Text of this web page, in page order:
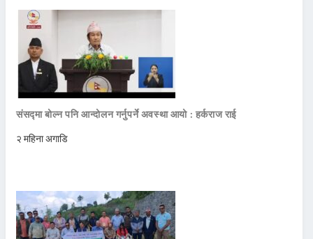
संसद्मा बोल्न पनि आन्दोलन गर्नुपर्ने अवस्था आयो : हर्कराज राई
२ महिना अगाडि